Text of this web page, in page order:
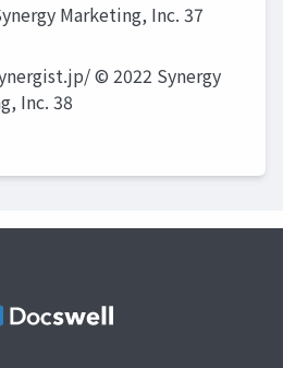
Marketing, Inc. 37
© 2022 Synergy
Inc. 38